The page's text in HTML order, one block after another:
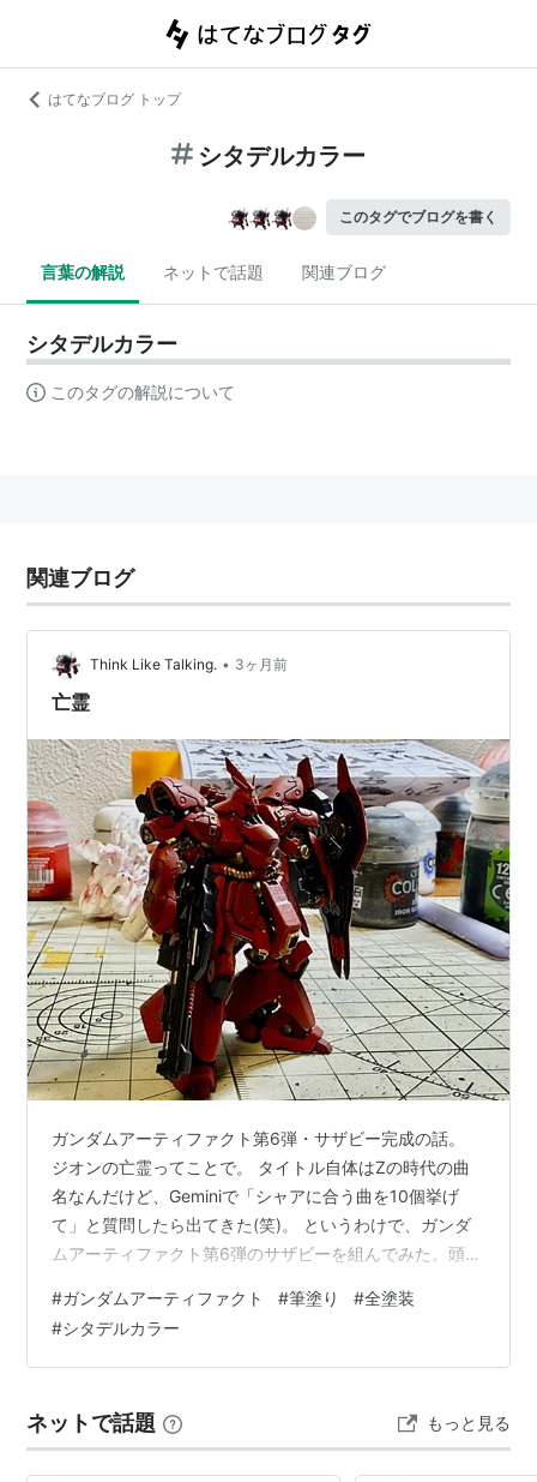
はてなブログ トップ
シタデルカラー
このタグでブログを書く
言葉の解説 ネットで話題 関連ブログ
シタデルカラー
このタグの解説について
関連ブログ
Think Like Talking. • 3ヶ月前
亡霊
ガンダムアーティファクト第6弾・サザビー完成の話。
ジオンの亡霊ってことで。 タイトル自体はZの時代の曲
名なんだけど、Geminiで「シャアに合う曲を10個挙げ
て」と質問したら出てきた(笑)。 というわけで、ガンダ
ムアーティファクト第6弾のサザビーを組んでみた。頭部
「折れないよう注意してください」と説明書にも書かれ
ているという時点で対象年齢15歳以上。 組み始めはこん
なですよ 弾を追うごとに徐々に独自のアレンジが減って
解釈が原典に近くなっているために作りやすくはなって
いる。どちらかというと、P…
#ガンダムアーティファクト #筆塗り #全塗装
#シタデルカラー
ネットで話題 もっと見る